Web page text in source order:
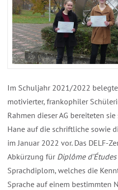
Im Schuljahr 2021/2022
motivierter, frankophiler
Rahmen dieser AG bereiteten
Hane auf die schriftliche sowie
im Januar 2022 vor. Das DELF-
Abkürzung für Diplôme
Sprachdiplom, welches die
Sprache auf einem bestimmten